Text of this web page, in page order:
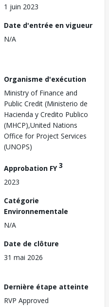
1 juin 2023
Date d'entrée en vigueur
N/A
Organisme d'exécution
Ministry of Finance and
Public Credit (Ministerio de
Hacienda y Credito Publico
(MHCP),United Nations
Office for Project Services
(UNOPS)
Approbation FY3
2023
Catégorie
Environnementale
N/A
Date de clôture
31 mai 2026
Dernière étape atteinte
RVP Approved